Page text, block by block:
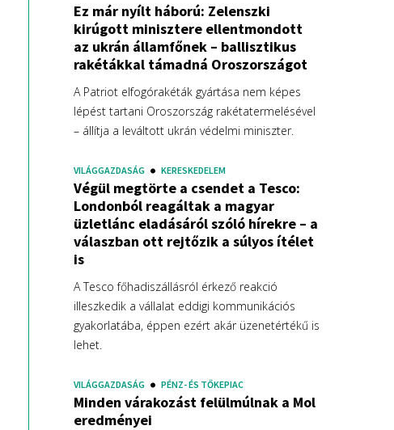
Ez már nyílt háború: Zelenszki
kirúgott minisztere ellentmondott
az ukrán államfőnek – ballisztikus
rakétákkal támadná Oroszországot
A Patriot elfogórakéták gyártása nem képes
lépést tartani Oroszország rakétatermelésével
– állítja a leváltott ukrán védelmi miniszter.
VILÁGGAZDASÁG KERESKEDELEM
Végül megtörte a csendet a Tesco:
Londonból reagáltak a magyar
üzletlánc eladásáról szóló hírekre – a
válaszban ott rejtőzik a súlyos ítélet
is
A Tesco főhadiszállásról érkező reakció
illeszkedik a vállalat eddigi kommunikációs
gyakorlatába, éppen ezért akár üzenetértékű is
lehet.
VILÁGGAZDASÁG PÉNZ- ÉS TŐKEPIAC
Minden várakozást felülmúlnak a Mol
eredményei